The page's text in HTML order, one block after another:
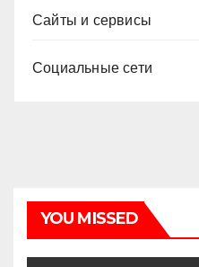
Сайты и сервисы
Социальные сети
YOU MISSED